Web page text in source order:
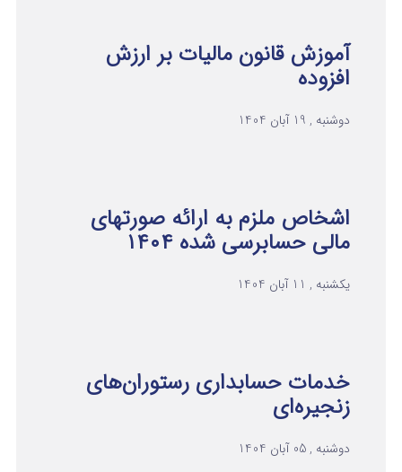
آموزش قانون مالیات بر ارزش
افزوده
دوشنبه , 19 آبان 1404
اشخاص ملزم به ارائه صورتهای
مالی حسابرسی شده ۱۴۰۴
یکشنبه , 11 آبان 1404
خدمات حسابداری رستوران‌های
زنجیره‌ای
دوشنبه , 05 آبان 1404